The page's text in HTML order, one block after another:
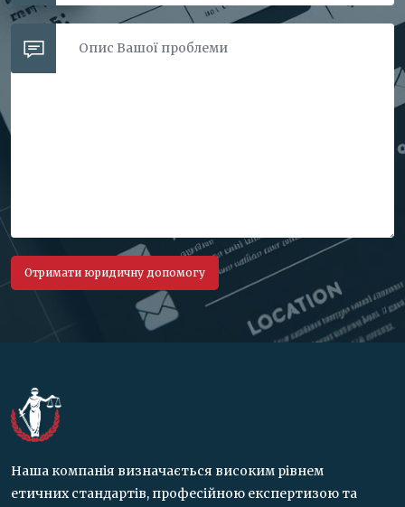
Наша компанія визначається високим рівнем
етичних стандартів, професійною експертизою та